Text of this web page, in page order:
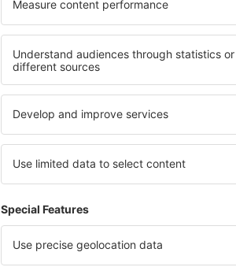
Mit dem Ankreuzen der Newsletter Checkbox und
Zustimmung zur Verarbeitung Ihrer persönlichen
Laden Sie unsere App
und planen Sie Ihre Reisen
Täglich neue Angebote zur Hand
Alle Ihre Buchungen an einem Ort